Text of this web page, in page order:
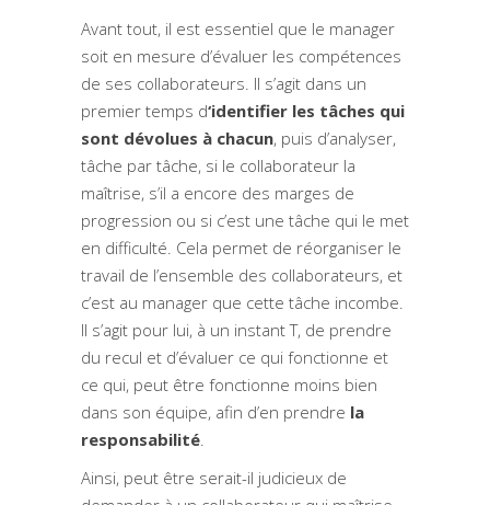
Avant tout, il est essentiel que le manager
soit en mesure d’évaluer les compétences
de ses collaborateurs. Il s’agit dans un
premier temps d‘identifier les tâches qui
sont dévolues à chacun, puis d’analyser,
tâche par tâche, si le collaborateur la
maîtrise, s’il a encore des marges de
progression ou si c’est une tâche qui le met
en difficulté. Cela permet de réorganiser le
travail de l’ensemble des collaborateurs, et
c’est au manager que cette tâche incombe.
Il s’agit pour lui, à un instant T, de prendre
du recul et d’évaluer ce qui fonctionne et
ce qui, peut être fonctionne moins bien
dans son équipe, afin d’en prendre la
responsabilité.
Ainsi, peut être serait-il judicieux de